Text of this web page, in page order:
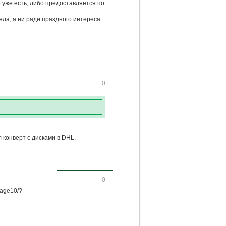
есть, либо предоставляется по
а ни ради праздного интереса
0
с дисками в DHL.
0
?